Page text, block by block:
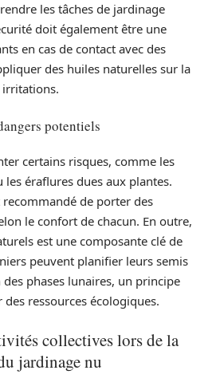
les tâches de jardinage
doit également être une
en cas de contact avec des
des huiles naturelles sur la
irritations.
potentiels
certains risques, comme les
les éraflures dues aux plantes.
de porter des
le confort de chacun. En outre,
est une composante clé de
peuvent planifier leurs semis
phases lunaires, un principe
ressources écologiques.
collectives lors de la
jardinage nu